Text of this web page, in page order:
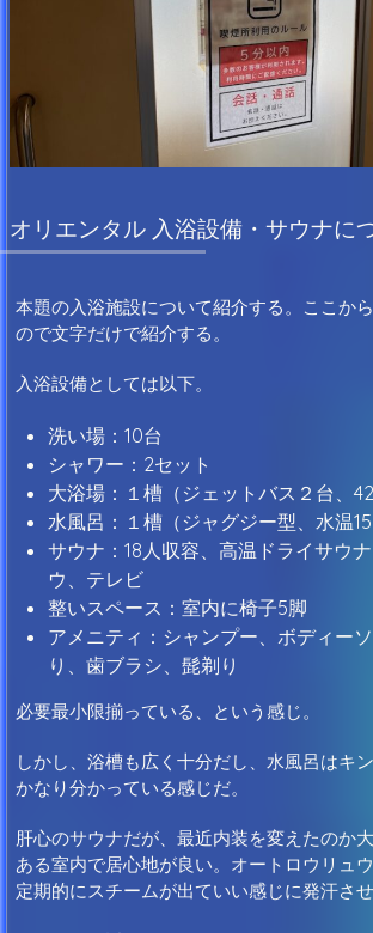
オリエンタル 入浴設備・サウナに
本題の入浴施設について紹介する。ここか
ので文字だけで紹介する。
入浴設備としては以下。
洗い場：10台
シャワー：2セット
大浴場：１槽（ジェットバス２台、42
水風呂：１槽（ジャグジー型、水温
サウナ：18人収容、高温ドライサウ
ウ、テレビ
整いスペース：室内に椅子5脚
アメニティ：シャンプー、ボディー
り、歯ブラシ、髭剃り
必要最小限揃っている、という感じ。
しかし、浴槽も広く十分だし、水風呂はキ
かなり分かっている感じだ。
肝心のサウナだが、最近内装を変えたのか
ある室内で居心地が良い。オートロウリュ
定期的にスチームが出ていい感じに発汗さ